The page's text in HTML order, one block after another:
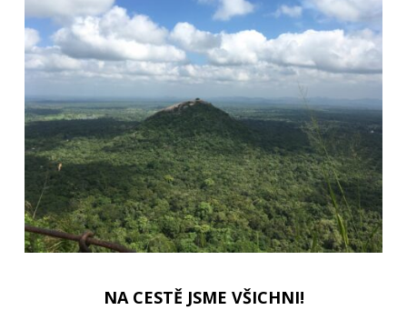
NA CESTĚ JSME VŠICHNI!